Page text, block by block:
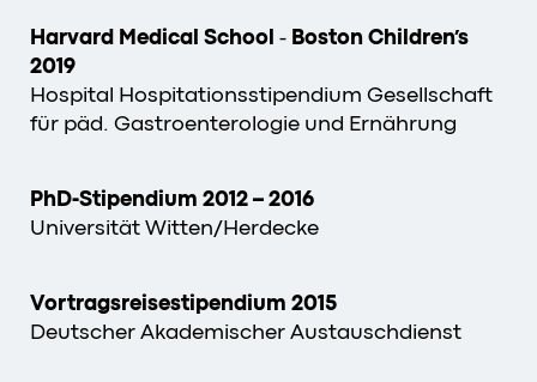
Harvard Medical School - Boston Children’s
2019
Hospital Hospitationsstipendium Gesellschaft
für päd. Gastroenterologie und Ernährung
PhD-Stipendium 2012 – 2016
Universität Witten/Herdecke
Vortragsreisestipendium 2015
Deutscher Akademischer Austauschdienst